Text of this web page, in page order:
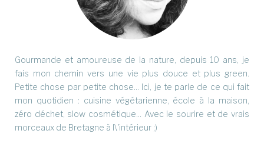
Gourmande et amoureuse de la nature, depuis 10 ans, je
fais mon chemin vers une vie plus douce et plus green.
Petite chose par petite chose... Ici, je te parle de ce qui fait
mon quotidien : cuisine végétarienne, école à la maison,
zéro déchet, slow cosmétique... Avec le sourire et de vrais
morceaux de Bretagne à l\'intérieur ;)